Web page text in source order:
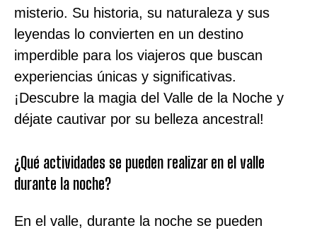
misterio. Su historia, su naturaleza y sus
leyendas lo convierten en un destino
imperdible para los viajeros que buscan
experiencias únicas y significativas.
¡Descubre la magia del Valle de la Noche y
déjate cautivar por su belleza ancestral!
¿Qué actividades se pueden realizar en el valle
durante la noche?
En el valle, durante la noche se pueden